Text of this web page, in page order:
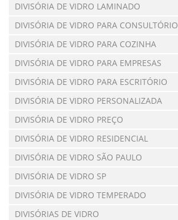
DIVISÓRIA DE VIDRO LAMINADO
DIVISÓRIA DE VIDRO PARA CONSULTÓRIO
DIVISÓRIA DE VIDRO PARA COZINHA
DIVISÓRIA DE VIDRO PARA EMPRESAS
DIVISÓRIA DE VIDRO PARA ESCRITÓRIO
DIVISÓRIA DE VIDRO PERSONALIZADA
DIVISÓRIA DE VIDRO PREÇO
DIVISÓRIA DE VIDRO RESIDENCIAL
DIVISÓRIA DE VIDRO SÃO PAULO
DIVISÓRIA DE VIDRO SP
DIVISÓRIA DE VIDRO TEMPERADO
DIVISÓRIAS DE VIDRO